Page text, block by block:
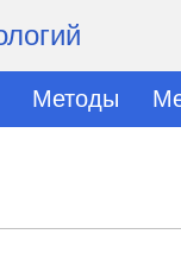
Методы